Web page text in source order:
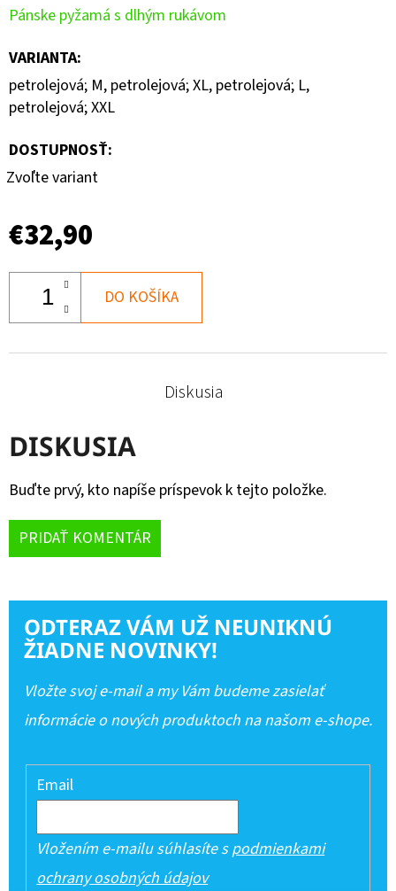
Pánske pyžamá s dlhým rukávom
VARIANTA:
petrolejová; M, petrolejová; XL, petrolejová; L,
petrolejová; XXL
DOSTUPNOSŤ:
Zvoľte variant
€32,90
DO KOŠÍKA
Diskusia
DISKUSIA
Buďte prvý, kto napíše príspevok k tejto položke.
PRIDAŤ KOMENTÁR
ODTERAZ VÁM UŽ NEUNIKNÚ
ŽIADNE NOVINKY!
Vložte svoj e-mail a my Vám budeme zasielať
informácie o nových produktoch na našom e-shope.
Email
Vložením e-mailu súhlasíte spodmienkami
ochrany osobných údajov